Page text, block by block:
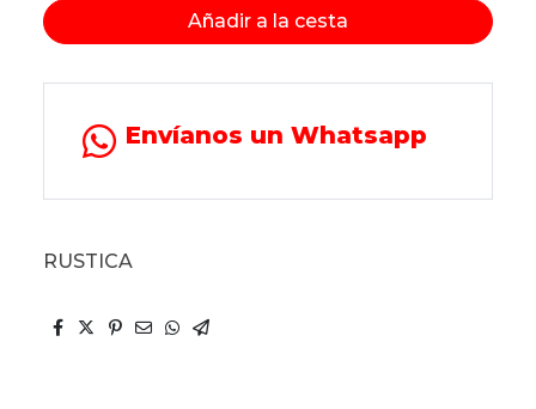
Añadir a la cesta
Envíanos un Whatsapp
RUSTICA